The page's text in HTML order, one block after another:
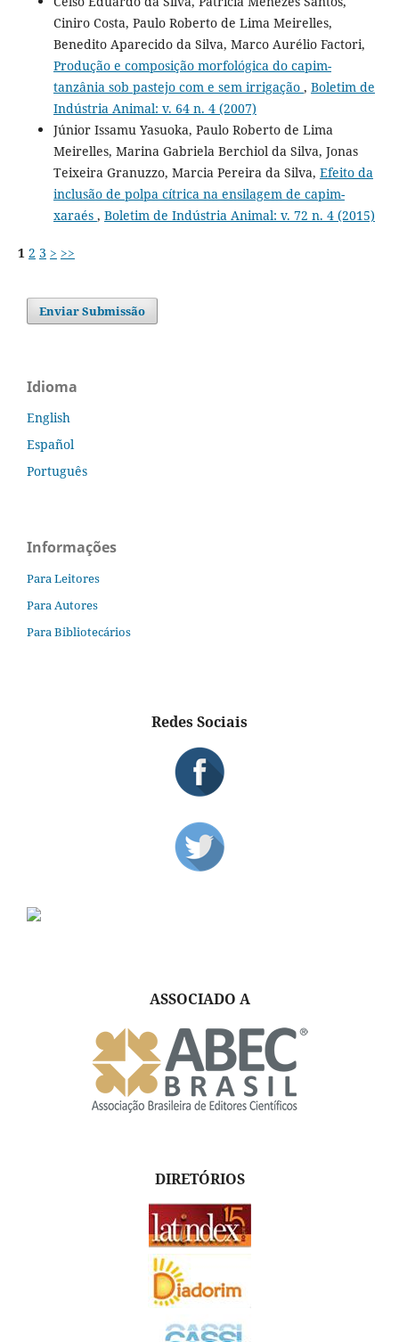
Ciniro Costa, Paulo Roberto de Lima Meirelles,
Benedito Aparecido da Silva, Marco Aurélio Factori,
Produção e composição morfológica do capim-
tanzânia sob pastejo com e sem irrigação , Boletim de
Indústria Animal: v. 64 n. 4 (2007)
Júnior Issamu Yasuoka, Paulo Roberto de Lima
Meirelles, Marina Gabriela Berchiol da Silva, Jonas
Teixeira Granuzzo, Marcia Pereira da Silva, Efeito da
inclusão de polpa cítrica na ensilagem de capim-
xaraés , Boletim de Indústria Animal: v. 72 n. 4 (2015)
1 2 3 > >>
Enviar Submissão
Idioma
English
Español
Português
Informações
Para Leitores
Para Autores
Para Bibliotecários
Redes Sociais
ASSOCIADO A
DIRETÓRIOS